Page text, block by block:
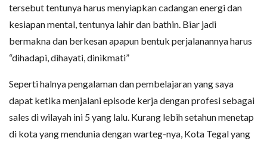
tersebut tentunya harus menyiapkan cadangan energi dan
kesiapan mental, tentunya lahir dan bathin. Biar jadi
bermakna dan berkesan apapun bentuk perjalanannya harus
“dihadapi, dihayati, dinikmati”
Seperti halnya pengalaman dan pembelajaran yang saya
dapat ketika menjalani episode kerja dengan profesi sebagai
sales di wilayah ini 5 yang lalu. Kurang lebih setahun menetap
di kota yang mendunia dengan warteg-nya, Kota Tegal yang